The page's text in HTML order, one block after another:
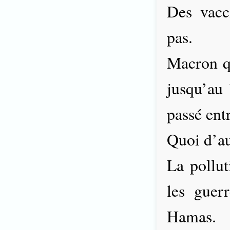
Des
pas.
Macron
passé
Quoi
La
les
Hamas.